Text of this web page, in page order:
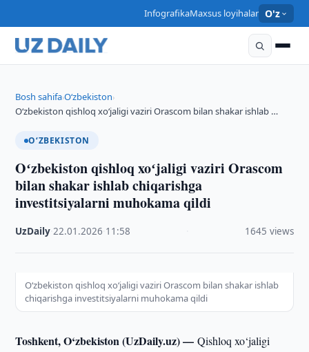
InfografikaMaxsus loyihalar O'z
Bosh sahifa›O‘zbekiston›
Oʻzbekiston qishloq xoʻjaligi vaziri Orascom bilan shakar ishlab …
O‘ZBEKISTON
Oʻzbekiston qishloq xoʻjaligi vaziri Orascom
bilan shakar ishlab chiqarishga
investitsiyalarni muhokama qildi
UzDaily ·22.01.2026 11:58 1645 views
Oʻzbekiston qishloq xoʻjaligi vaziri Orascom bilan shakar ishlab
chiqarishga investitsiyalarni muhokama qildi
Toshkent, O‘zbekiston (UzDaily.uz) —Qishloq xo‘jaligi